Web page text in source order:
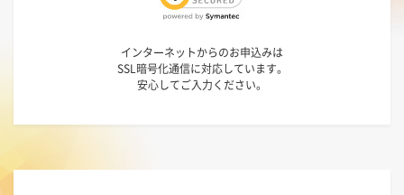
インターネットからのお申込みは
SSL暗号化通信に対応しています。
安心してご入力ください。